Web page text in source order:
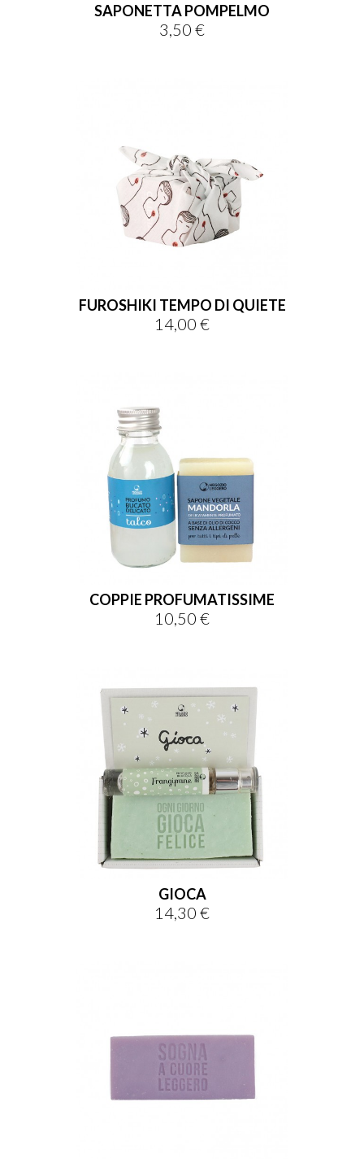
SAPONETTA POMPELMO
Prezzo
3,50 €
FUROSHIKI TEMPO DI QUIETE
Prezzo
14,00 €
COPPIE PROFUMATISSIME
Prezzo
10,50 €
GIOCA
Prezzo
14,30 €